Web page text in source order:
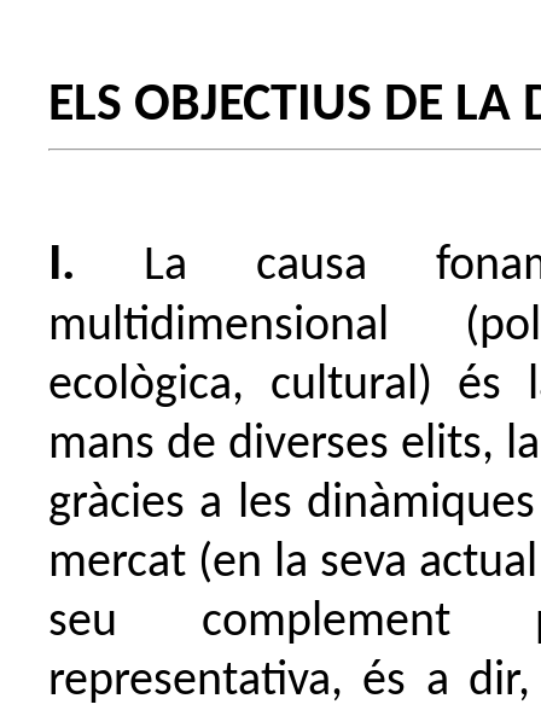
ELS OBJECTIUS DE
I.
La causa
multidimensional
ecològica, cultural) és
mans de diverses elits,
gràcies a les
mercat (en la seva
seu complement
representativa, és a